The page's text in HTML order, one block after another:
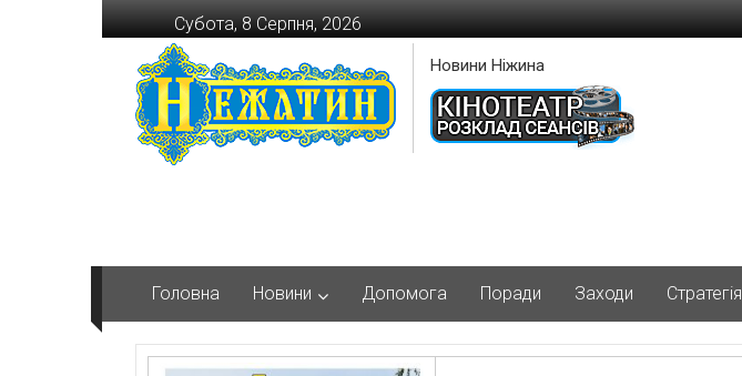
Перейти
до
вмісту
Субота, 8 Серпня, 2026
Новини Ніжина
Головна Новини Допомога Поради Заходи Стратегія